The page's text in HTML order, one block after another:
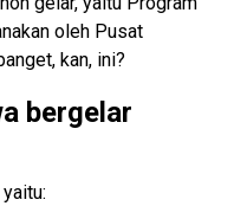
oleh Pusat
kan, ini?
bergelar